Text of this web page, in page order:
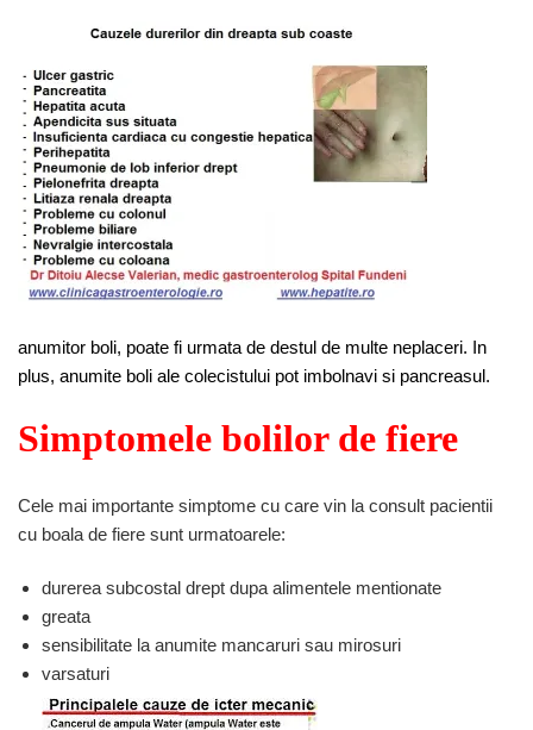
anumitor boli, poate fi urmata de destul de multe neplaceri. In
plus, anumite boli ale colecistului pot imbolnavi si pancreasul.
Simptomele bolilor de fiere
Cele mai importante simptome cu care vin la consult pacientii
cu boala de fiere sunt urmatoarele:
durerea subcostal drept dupa alimentele mentionate
greata
sensibilitate la anumite mancaruri sau mirosuri
varsaturi